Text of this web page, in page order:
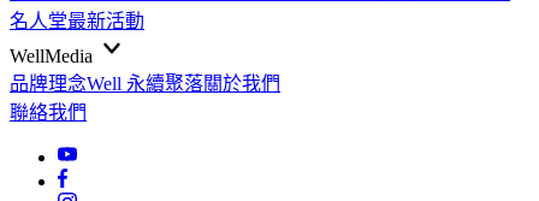
名人堂最新活動
WellMedia
品牌理念Well 永續聚落關於我們
聯絡我們